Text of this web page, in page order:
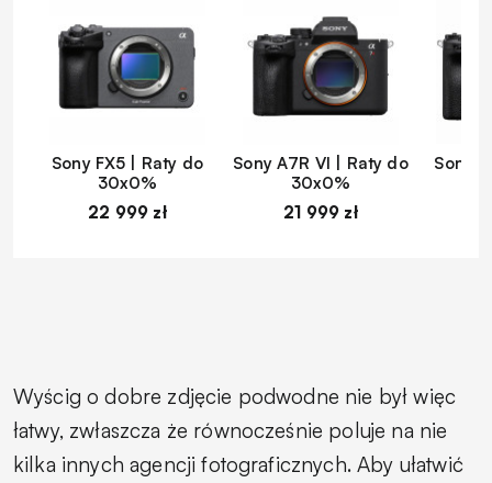
Sony FX5 | Raty do
30x0%
22 999 zł
Sony A7R VI | Raty do
30x0%
21 999 zł
Sony
Wyścig o dobre zdjęcie podwodne nie był więc
łatwy, zwłaszcza że równocześnie poluje na nie
kilka innych agencji fotograficznych. Aby ułatwić